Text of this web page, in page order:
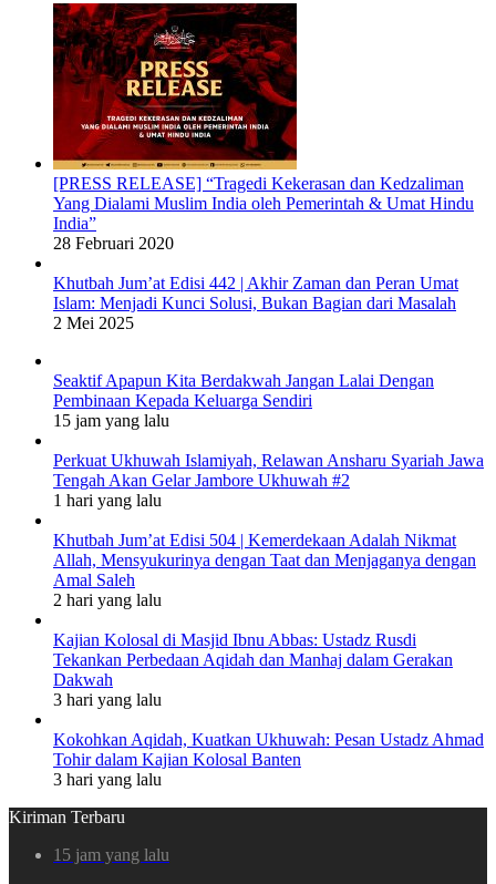
[PRESS RELEASE] “Tragedi Kekerasan dan Kedzaliman
Yang Dialami Muslim India oleh Pemerintah & Umat Hindu
India”
28 Februari 2020
Khutbah Jum’at Edisi 442 | Akhir Zaman dan Peran Umat
Islam: Menjadi Kunci Solusi, Bukan Bagian dari Masalah
2 Mei 2025
Seaktif Apapun Kita Berdakwah Jangan Lalai Dengan
Pembinaan Kepada Keluarga Sendiri
15 jam yang lalu
Perkuat Ukhuwah Islamiyah, Relawan Ansharu Syariah Jawa
Tengah Akan Gelar Jambore Ukhuwah #2
1 hari yang lalu
Khutbah Jum’at Edisi 504 | Kemerdekaan Adalah Nikmat
Allah, Mensyukurinya dengan Taat dan Menjaganya dengan
Amal Saleh
2 hari yang lalu
Kajian Kolosal di Masjid Ibnu Abbas: Ustadz Rusdi
Tekankan Perbedaan Aqidah dan Manhaj dalam Gerakan
Dakwah
3 hari yang lalu
Kokohkan Aqidah, Kuatkan Ukhuwah: Pesan Ustadz Ahmad
Tohir dalam Kajian Kolosal Banten
3 hari yang lalu
Kiriman Terbaru
15 jam yang lalu